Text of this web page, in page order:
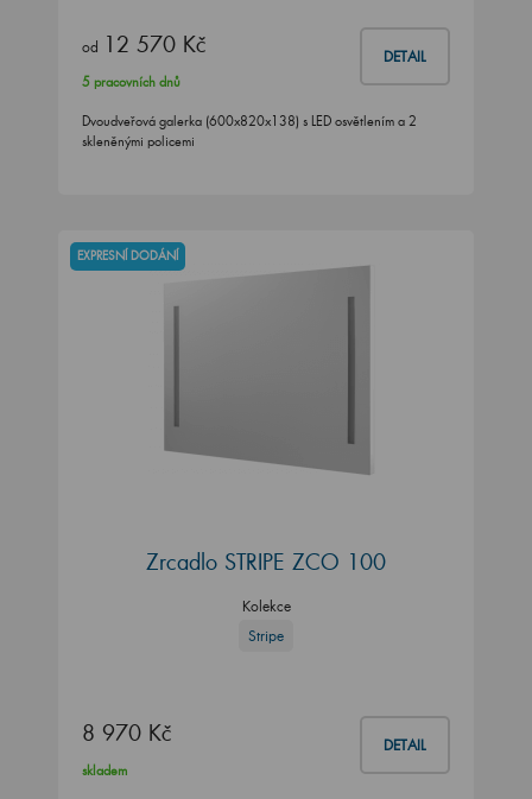
od 12 570 Kč DETAIL
5 pracovních dnů
Dvoudveřová galerka (600x820x138) s LED osvětlením a 2
skleněnými policemi
EXPRESNÍ DODÁNÍ
Zrcadlo STRIPE ZCO 100
Kolekce
Stripe
8 970 Kč DETAIL
skladem